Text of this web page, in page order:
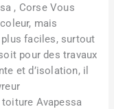
, Corse Vous
mais
faciles, surtout
pour des travaux
et d’isolation, il
Avapessa